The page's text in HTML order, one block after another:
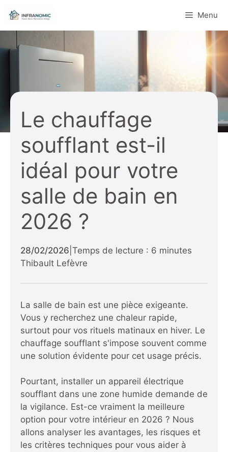
au
contenu
Menu
Le chauffage
soufflant est-il
idéal pour votre
salle de bain en
2026 ?
28/02/2026 Temps de lecture : 6 minutes
Thibault Lefèvre
La salle de bain est une pièce exigeante.
Vous y recherchez une chaleur rapide,
surtout pour vos rituels matinaux en hiver. Le
chauffage soufflant s'impose souvent comme
une solution évidente pour cet usage précis.
Pourtant, installer un appareil électrique
soufflant dans une zone humide demande de
la vigilance. Est-ce vraiment la meilleure
option pour votre intérieur en 2026 ? Nous
allons analyser les avantages, les risques et
les critères techniques pour vous aider à